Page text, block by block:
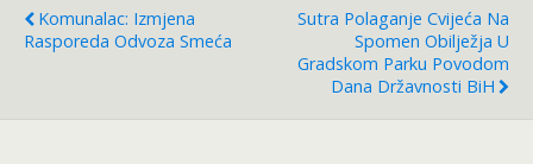
Komunalac: Izmjena
Rasporeda Odvoza Smeća
Sutra Polaganje Cvijeća Na
Spomen Obilježja U
Gradskom Parku Povodom
Dana Državnosti BiH